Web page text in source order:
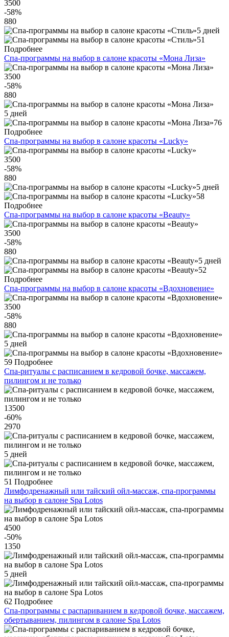
3500
-58%
880
5 дней
51
Подробнее
Спа-программы на выбор в салоне красоты «Мона Лиза»
3500
-58%
880
5 дней
76
Подробнее
Спа-программы на выбор в салоне красоты «Lucky»
3500
-58%
880
5 дней
58
Подробнее
Спа-программы на выбор в салоне красоты «Beauty»
3500
-58%
880
5 дней
52
Подробнее
Спа-программы на выбор в салоне красоты «Вдохновение»
3500
-58%
880
5 дней
59 Подробнее
Спа-ритуалы с расписанием в кедровой бочке, массажем,
пилингом и не только
13500
-60%
2970
5 дней
51 Подробнее
Лимфодренажный или тайский ойл-массаж, спа-программы
на выбор в салоне Spa Lotos
4500
-50%
1350
5 дней
62 Подробнее
Спа-программы с распариванием в кедровой бочке, массажем,
обертыванием, пилингом в салоне Spa Lotos